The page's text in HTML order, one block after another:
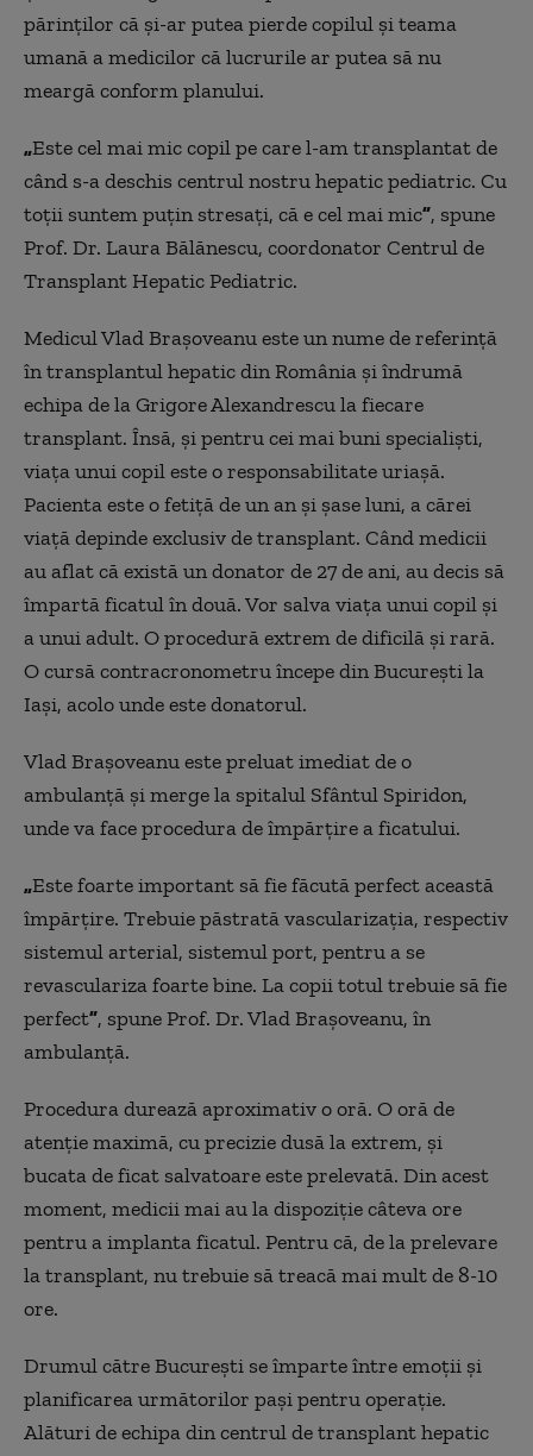
părinților că și-ar putea pierde copilul și teama
umană a medicilor că lucrurile ar putea să nu
meargă conform planului.
„Este cel mai mic copil pe care l-am transplantat de
când s-a deschis centrul nostru hepatic pediatric. Cu
toții suntem puțin stresați, că e cel mai mic”, spune
Prof. Dr. Laura Bălănescu, coordonator Centrul de
Transplant Hepatic Pediatric.
Medicul Vlad Brașoveanu este un nume de referință
în transplantul hepatic din România și îndrumă
echipa de la Grigore Alexandrescu la fiecare
transplant. Însă, și pentru cei mai buni specialiști,
viața unui copil este o responsabilitate uriașă.
Pacienta este o fetiță de un an și șase luni, a cărei
viață depinde exclusiv de transplant. Când medicii
au aflat că există un donator de 27 de ani, au decis să
împartă ficatul în două. Vor salva viața unui copil și
a unui adult. O procedură extrem de dificilă și rară.
O cursă contracronometru începe din București la
Iași, acolo unde este donatorul.
Vlad Brașoveanu este preluat imediat de o
ambulanță și merge la spitalul Sfântul Spiridon,
unde va face procedura de împărțire a ficatului.
„Este foarte important să fie făcută perfect această
împărțire. Trebuie păstrată vascularizația, respectiv
sistemul arterial, sistemul port, pentru a se
revasculariza foarte bine. La copii totul trebuie să fie
perfect”, spune Prof. Dr. Vlad Brașoveanu, în
ambulanță.
Procedura durează aproximativ o oră. O oră de
atenție maximă, cu precizie dusă la extrem, și
bucata de ficat salvatoare este prelevată. Din acest
moment, medicii mai au la dispoziție câteva ore
pentru a implanta ficatul. Pentru că, de la prelevare
la transplant, nu trebuie să treacă mai mult de 8-10
ore.
Drumul către București se împarte între emoții și
planificarea următorilor pași pentru operație.
Alături de echipa din centrul de transplant hepatic